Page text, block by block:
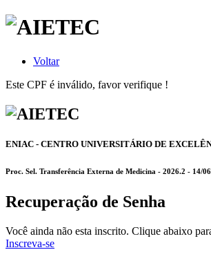
Voltar
Este CPF é inválido, favor verifique !
ENIAC - CENTRO UNIVERSITÁRIO DE
Proc. Sel. Transferência Externa de Medicina - 2026.2 - 14/06
Recuperação de Senha
Você ainda não esta inscrito. Clique abaixo
Inscreva-se